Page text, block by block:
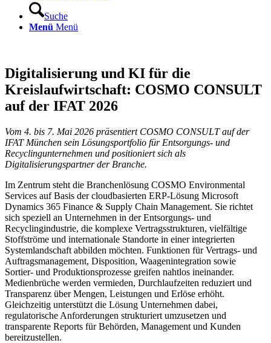
Suche
Menü Menü
Digitalisierung und KI für die
Kreislaufwirtschaft: COSMO CONSULT
auf der IFAT 2026
Vom 4. bis 7. Mai 2026 präsentiert COSMO CONSULT auf der
IFAT München sein Lösungsportfolio für Entsorgungs- und
Recyclingunternehmen und positioniert sich als
Digitalisierungspartner der Branche.
Im Zentrum steht die Branchenlösung COSMO Environmental
Services auf Basis der cloudbasierten ERP-Lösung Microsoft
Dynamics 365 Finance & Supply Chain Management. Sie richtet
sich speziell an Unternehmen in der Entsorgungs- und
Recyclingindustrie, die komplexe Vertragsstrukturen, vielfältige
Stoffströme und internationale Standorte in einer integrierten
Systemlandschaft abbilden möchten. Funktionen für Vertrags- und
Auftragsmanagement, Disposition, Waagenintegration sowie
Sortier- und Produktionsprozesse greifen nahtlos ineinander.
Medienbrüche werden vermieden, Durchlaufzeiten reduziert und
Transparenz über Mengen, Leistungen und Erlöse erhöht.
Gleichzeitig unterstützt die Lösung Unternehmen dabei,
regulatorische Anforderungen strukturiert umzusetzen und
transparente Reports für Behörden, Management und Kunden
bereitzustellen.